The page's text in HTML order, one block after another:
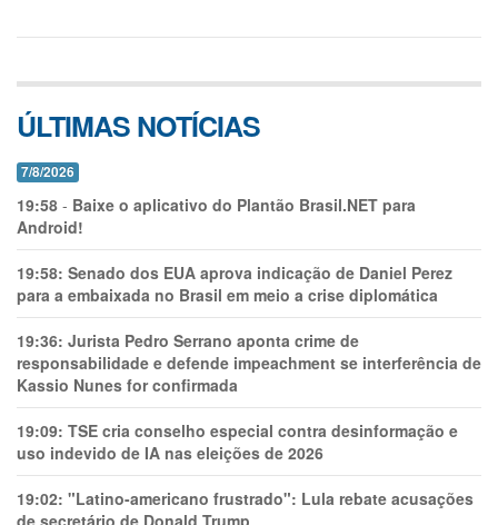
ÚLTIMAS NOTÍCIAS
7/8/2026
19:58 - Baixe o aplicativo do Plantão Brasil.NET para
Android!
19:58: Senado dos EUA aprova indicação de Daniel Perez
para a embaixada no Brasil em meio a crise diplomática
19:36: Jurista Pedro Serrano aponta crime de
responsabilidade e defende impeachment se interferência de
Kassio Nunes for confirmada
19:09: TSE cria conselho especial contra desinformação e
uso indevido de IA nas eleições de 2026
19:02: "Latino-americano frustrado": Lula rebate acusações
de secretário de Donald Trump